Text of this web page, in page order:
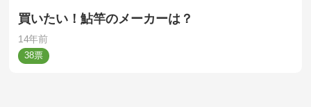
買いたい！鮎竿のメーカーは？
14年前
38